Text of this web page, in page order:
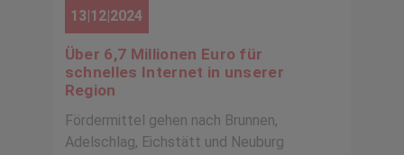
13|12|2024
Über 6,7 Millionen Euro für
schnelles Internet in unserer
Region
Fördermittel gehen nach Brunnen,
Adelschlag, Eichstätt und Neuburg